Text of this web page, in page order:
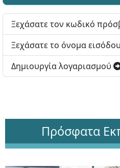
Ξεχάσατε τον κωδικό
Ξεχάσατε το όνομα
Δημιουργία λογαριασμού
Πρόσφατα